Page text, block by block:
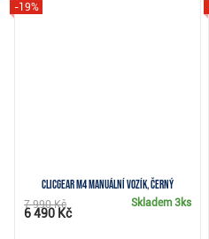
Clicgear M4 manuální vozík, černý
-19%
Skladem3ks
7 990 Kč
6 490 Kč